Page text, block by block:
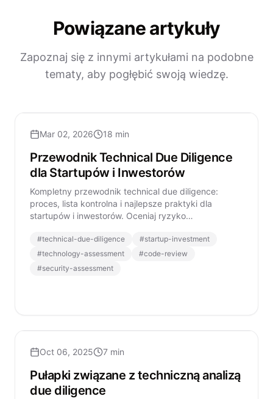
Powiązane artykuły
Zapoznaj się z innymi artykułami na podobne
tematy, aby pogłębić swoją wiedzę.
Mar 02, 2026 18 min
Przewodnik Technical Due Diligence
dla Startupów i Inwestorów
Kompletny przewodnik technical due diligence:
proces, lista kontrolna i najlepsze praktyki dla
startupów i inwestorów. Oceniaj ryzyko
#technical-due-diligence #startup-investment
#technology-assessment #code-review
#security-assessment
Oct 06, 2025 7 min
Pułapki związane z techniczną analizą
due diligence